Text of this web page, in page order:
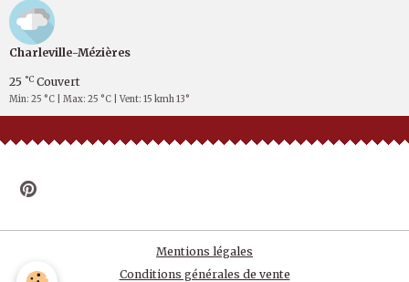
Charleville-Mézières
25 °C Couvert
Min: 25 °C | Max: 25 °C | Vent: 15 kmh 13°
Mentions légales
Conditions générales de vente